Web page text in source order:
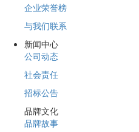
企业荣誉榜
与我们联系
新闻中心
公司动态
社会责任
招标公告
品牌文化
品牌故事